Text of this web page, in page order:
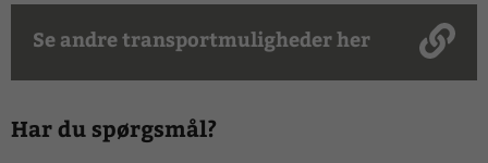
Se andre transportmuligheder her
Har du spørgsmål?